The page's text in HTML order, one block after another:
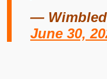
—
June 30,